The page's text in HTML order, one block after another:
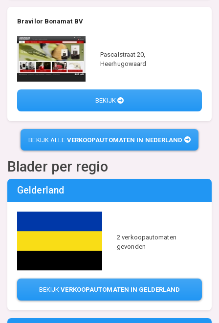
Bravilor Bonamat BV
Pascalstraat 20,
Heerhugowaard
BEKIJK
BEKIJK ALLE VERKOOPAUTOMATEN IN NEDERLAND
Blader per regio
Gelderland
2 verkoopautomaten
gevonden
BEKIJKVERKOOPAUTOMATEN IN GELDERLAND